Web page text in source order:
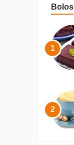
Bolos
1
2